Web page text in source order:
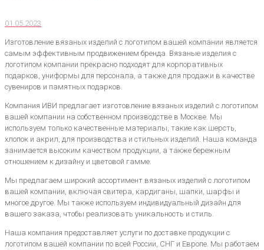
01.05.2023
Изготовление вязаных изделий с логотипом вашей компании является
самым эффективным продвижением бренда. Вязаные изделия с
логотипом компании прекрасно подходят для корпоративных
подарков, униформы для персонала, а также для продажи в качестве
сувениров и памятных подарков.
Компания ИВИ предлагает изготовление вязаных изделий с логотипом
вашей компании на собственном производстве в Москве. Мы
используем только качественные материалы, такие как шерсть,
хлопок и акрил, для производства и стильных изделий. Наша команда
занимается высоким качеством продукции, а также бережным
отношением к дизайну и цветовой гамме.
Мы предлагаем широкий ассортимент вязаных изделий с логотипом
вашей компании, включая свитера, кардиганы, шапки, шарфы и
многое другое. Мы также используем индивидуальный дизайн для
вашего заказа, чтобы реализовать уникальность и стиль.
Наша компания предоставляет услуги по доставке продукции с
логотипом вашей компании по всей России, СНГ и Европе. Мы работаем